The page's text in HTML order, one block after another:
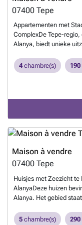
vloerverwarming. AYT-
07400 Tepe
Appartementen met
ComplexDe Tepe-
Alanya, biedt unieke
voorzieningen.Deze
bevinden zich op 1,9
eigen zwembad. Het
bewakingscamera’s,
centraal
en ramen met warmte-
keukenkasten,
balkonhekken en
4chambre(s) 190
Maison à vendre
07400 Tepe
Huisjes met Zeezicht te
AlanyaDeze huizen
Alanya. Het gebied
behoeften kunt voldoen
5 chambre(s) 290